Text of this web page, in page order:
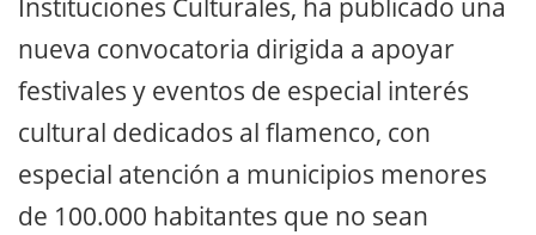
Instituciones Culturales, ha publicado una
nueva convocatoria dirigida a apoyar
festivales y eventos de especial interés
cultural dedicados al flamenco, con
especial atención a municipios menores
de 100.000 habitantes que no sean